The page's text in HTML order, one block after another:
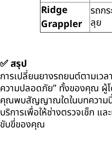
Ridge
Grappler
รถกร
ลุย
✅สรุป
การเปลี่ยนยางรถยนต์ตามเวล
ความปลอดภัย” ทั้งของคุณ ผู้
คุณพบสัญญาณใดในบทความนี้
บริการเพื่อให้ช่างตรวจเช็ก แ
ขับขี่ของคุณ